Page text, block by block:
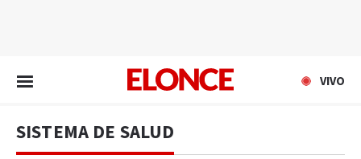
VIVO
SISTEMA DE SALUD